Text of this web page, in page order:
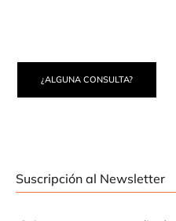
¿ALGUNA CONSULTA?
Suscripción al Newsletter